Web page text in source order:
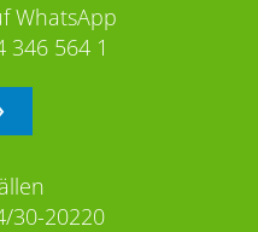
WhatsApp
346 564 1
30-20220